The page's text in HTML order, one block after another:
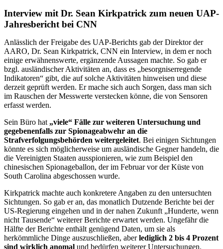
Interview mit Dr. Sean Kirkpatrick zum neuen UAP-
Jahresbericht bei CNN
Anlässlich der Freigabe des UAP-Berichts gab der Direktor der
AARO, Dr. Sean Kirkpatrick, CNN ein Interview, in dem er noch
einige erwähnenswerte, ergänzende Aussagen machte. So gab er
bzgl. ausländischer Aktivitäten an, dass es „besorgniserregende
Indikatoren“ gibt, die auf solche Aktivitäten hinweisen und diese
derzeit geprüft werden. Er mache sich auch Sorgen, dass man sich
im Rauschen der Messwerte verstecken könne, die von Sensoren
erfasst werden.
Sein Büro hat „viele“ Fälle zur weiteren Untersuchung und
gegebenenfalls zur Spionageabwehr an die
Strafverfolgungsbehörden weitergeleitet. Bei einigen Sichtungen
könnte es sich möglicherweise um ausländische Gegner handeln, die
die Vereinigten Staaten ausspionieren, wie zum Beispiel den
chinesischen Spionageballon, der im Februar vor der Küste von
South Carolina abgeschossen wurde.
Kirkpatrick machte auch konkretere Angaben zu den untersuchten
Sichtungen. So gab er an, das monatlich Dutzende Berichte bei der
US-Regierung eingehen und in der nahen Zukunft „Hunderte, wenn
nicht Tausende“ weiterer Berichte erwartet werden. Ungefähr die
Hälfte der Berichte enthält genügend Daten, um sie als
herkömmliche Dinge auszuschließen, aberlediglich 2 bis 4 Prozent
sind wirklich anomal und bedürfen weiterer Untersuchungen.